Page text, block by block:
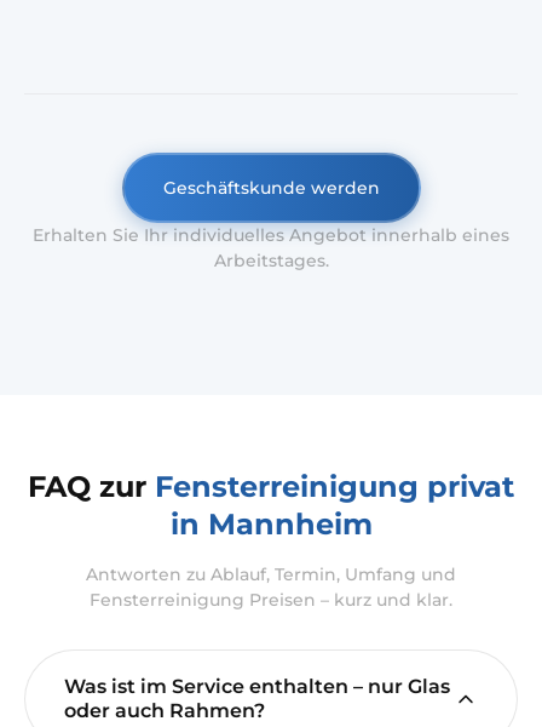
Geschäftskunde werden
Erhalten Sie Ihr individuelles Angebot innerhalb eines
Arbeitstages.
FAQ zur Fensterreinigung privat
in Mannheim
Antworten zu Ablauf, Termin, Umfang und
Fensterreinigung Preisen – kurz und klar.
Was ist im Service enthalten – nur Glas
oder auch Rahmen?